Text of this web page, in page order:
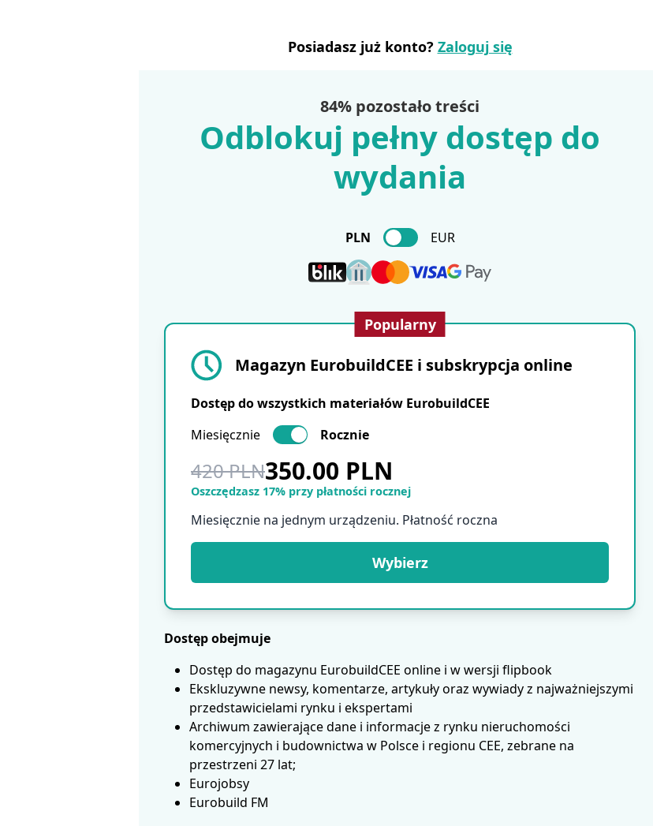
Posiadasz już konto? Zaloguj się
84% pozostało treści
Odblokuj pełny dostęp do
wydania
PLN EUR
Popularny
Magazyn EurobuildCEE i subskrypcja online
Dostęp do wszystkich materiałów EurobuildCEE
Miesięcznie
Rocznie
420 PLN350.00 PLN
Oszczędzasz 17% przy płatności rocznej
Miesięcznie na jednym urządzeniu. Płatność roczna
Wybierz
Dostęp obejmuje
Dostęp do magazynu EurobuildCEE online i w wersji flipbook
Ekskluzywne newsy, komentarze, artykuły oraz wywiady z najważniejszymi
przedstawicielami rynku i ekspertami
Archiwum zawierające dane i informacje z rynku nieruchomości
komercyjnych i budownictwa w Polsce i regionu CEE, zebrane na
przestrzeni 27 lat;
Eurojobsy
Eurobuild FM